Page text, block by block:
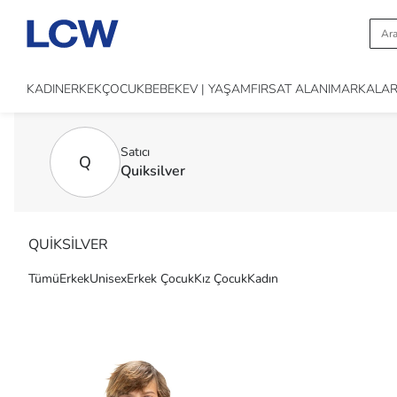
KADINERKEKÇOCUKBEBEKEV | YAŞAMFIRSAT ALANIMARKALAR
Q Satıcı
Quiksilver
QUİKSİLVER
TümüErkekUnisexErkek ÇocukKız ÇocukKadın